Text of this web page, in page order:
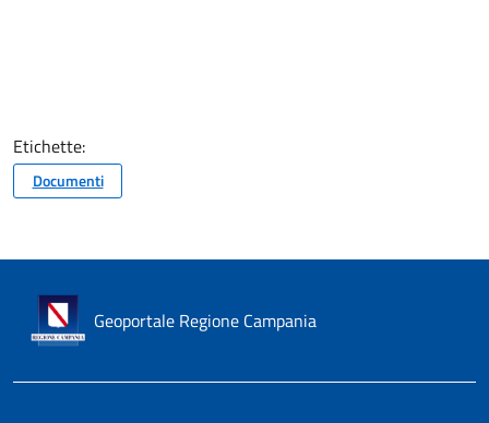
Etichette:
Documenti
Geoportale Regione Campania